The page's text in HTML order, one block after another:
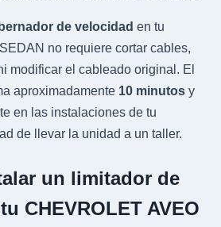
de velocidad en tu
no requiere cortar cables,
modificar el cableado original. El
aproximadamente 10 minutosy
en las instalaciones de tu
de llevar la unidad a un taller.
un limitador de
CHEVROLET AVEO